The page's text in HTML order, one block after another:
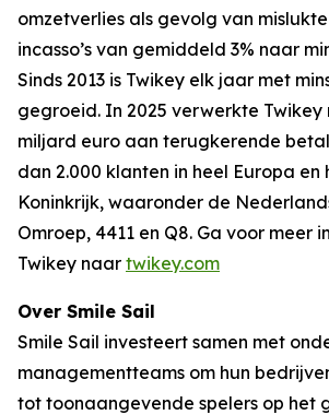
omzetverlies als gevolg van
incasso’s van gemiddeld 3% naar
Sinds 2013 is Twikey elk jaar met
gegroeid. In 2025 verwerkte Twikey
miljard euro aan terugkerende
dan 2.000 klanten in heel Europa en
Koninkrijk, waaronder de
Omroep, 4411 en Q8. Ga voor meer
Twikey naar twikey.com
Over Smile Sail
Smile Sail investeert samen met
managementteams om hun
tot toonaangevende spelers op het